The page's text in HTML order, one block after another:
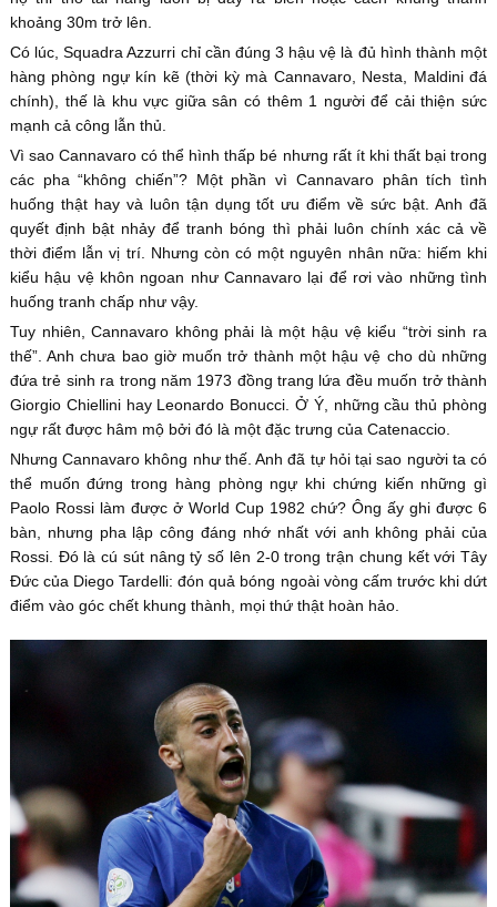
khoảng 30m trở lên.
Có lúc, Squadra Azzurri chỉ cần đúng 3 hậu vệ là đủ hình thành một
hàng phòng ngự kín kẽ (thời kỳ mà Cannavaro, Nesta, Maldini đá
chính), thế là khu vực giữa sân có thêm 1 người để cải thiện sức
mạnh cả công lẫn thủ.
Vì sao Cannavaro có thể hình thấp bé nhưng rất ít khi thất bại trong
các pha “không chiến”? Một phần vì Cannavaro phân tích tình
huống thật hay và luôn tận dụng tốt ưu điểm về sức bật. Anh đã
quyết định bật nhảy để tranh bóng thì phải luôn chính xác cả về
thời điểm lẫn vị trí. Nhưng còn có một nguyên nhân nữa: hiếm khi
kiểu hậu vệ khôn ngoan như Cannavaro lại để rơi vào những tình
huống tranh chấp như vậy.
Tuy nhiên, Cannavaro không phải là một hậu vệ kiểu “trời sinh ra
thế”. Anh chưa bao giờ muốn trở thành một hậu vệ cho dù những
đứa trẻ sinh ra trong năm 1973 đồng trang lứa đều muốn trở thành
Giorgio Chiellini hay Leonardo Bonucci. Ở Ý, những cầu thủ phòng
ngự rất được hâm mộ bởi đó là một đặc trưng của Catenaccio.
Nhưng Cannavaro không như thế. Anh đã tự hỏi tại sao người ta có
thể muốn đứng trong hàng phòng ngự khi chứng kiến những gì
Paolo Rossi làm được ở World Cup 1982 chứ? Ông ấy ghi được 6
bàn, nhưng pha lập công đáng nhớ nhất với anh không phải của
Rossi. Đó là cú sút nâng tỷ số lên 2-0 trong trận chung kết với Tây
Đức của Diego Tardelli: đón quả bóng ngoài vòng cấm trước khi dứt
điểm vào góc chết khung thành, mọi thứ thật hoàn hảo.